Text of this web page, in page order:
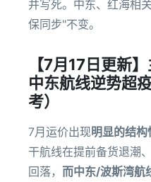
并写死。中东、红海相
保同步"不变。
【7月17日更新
中东航线逆势超
考）
7月运价出现明显的结构
干航线在提前备货退潮
回落， 而中东/波斯湾航